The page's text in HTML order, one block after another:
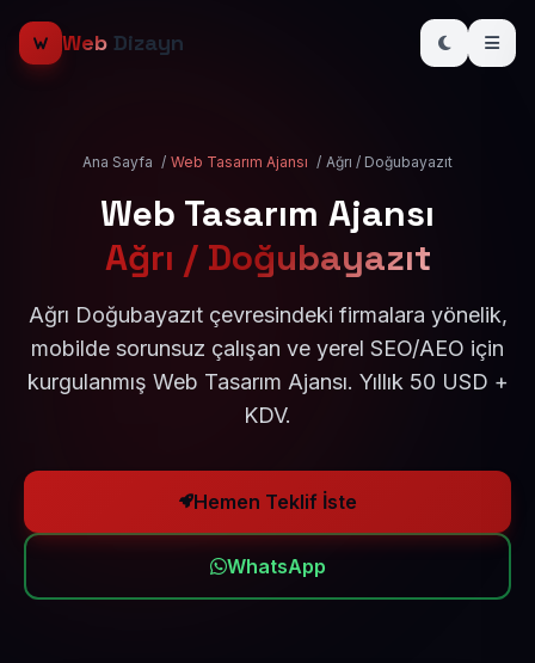
Web Dizayn
Ana Sayfa / Web Tasarım Ajansı / Ağrı / Doğubayazıt
Web Tasarım Ajansı
Ağrı / Doğubayazıt
Ağrı Doğubayazıt çevresindeki firmalara yönelik,
mobilde sorunsuz çalışan ve yerel SEO/AEO için
kurgulanmış Web Tasarım Ajansı. Yıllık 50 USD +
KDV.
Hemen Teklif İste
WhatsApp